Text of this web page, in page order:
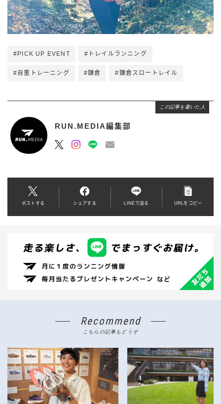
#PICK UP EVENT #トレイルランニング
#自重トレーニング #鎌倉 #鎌倉スロートレイル
この記事を書いた人
RUN.MEDIA編集部
ポストする シェアする LINEで送る URLをコピー
Recommend
こちらの記事もどうぞ